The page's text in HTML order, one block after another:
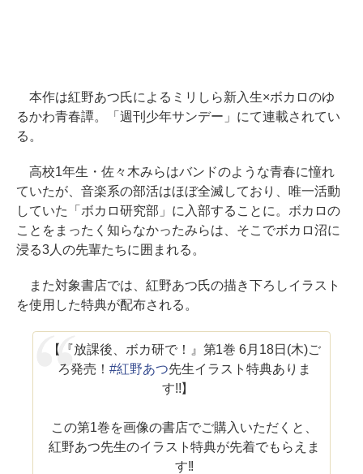
本作は紅野あつ氏によるミリしら新入生×ボカロのゆ
るかわ青春譚。「週刊少年サンデー」にて連載されてい
る。
高校1年生・佐々木みらはバンドのような青春に憧れ
ていたが、音楽系の部活はほぼ全滅しており、唯一活動
していた「ボカロ研究部」に入部することに。ボカロの
ことをまったく知らなかったみらは、そこでボカロ沼に
浸る3人の先輩たちに囲まれる。
また対象書店では、紅野あつ氏の描き下ろしイラスト
を使用した特典が配布される。
【『放課後、ボカ研で！』第1巻 6月18日(木)ご
ろ発売！#紅野あつ先生イラスト特典ありま
す!!】
この第1巻を画像の書店でご購入いただくと、
紅野あつ先生のイラスト特典が先着でもらえま
す!!